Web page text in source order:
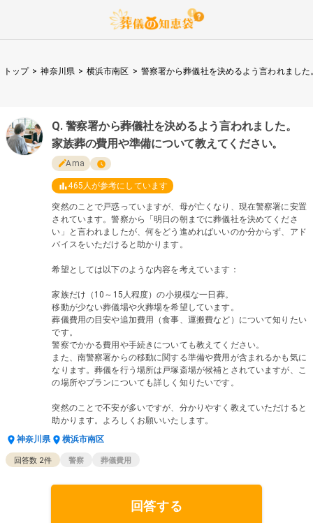
トップ > 神奈川県 > 横浜市南区 > 警察署から葬儀社を決めるよう言われまし
警察署から葬儀社を決めるよう言われました。
家族葬の費用や準備について教えてください。
Ama
465 人が参考にしています
突然のことで戸惑っていますが、母が亡くなり、現在警察署に安置
されています。警察から「明日の朝までに葬儀社を決めてくださ
い」と言われましたが、何をどう進めればいいのか分からず、アド
バイスをいただけると助かります。
希望としては以下のような内容を考えています：
家族だけ（10～15人程度）の小規模な一日葬。
移動が少ない葬儀場や火葬場を希望しています。
葬儀費用の目安や追加費用（食事、運搬費など）について知りたい
です。
警察でかかる費用や手続きについても教えてください。
また、南警察署からの移動に関する準備や費用が含まれるかも気に
なります。葬儀を行う場所は戸塚斎場が候補とされていますが、こ
の場所やプランについても詳しく知りたいです。
突然のことで不安が多いですが、分かりやすく教えていただけると
助かります。よろしくお願いいたします。
神奈川県
横浜市南区
回答数 2件 警察 葬儀費用
回答する